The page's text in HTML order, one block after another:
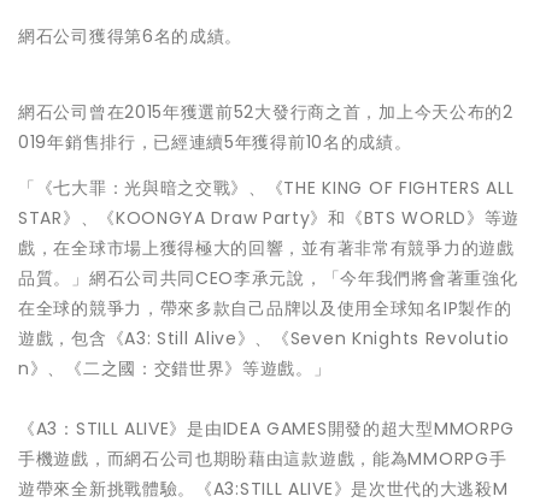
網石公司獲得第6名的成績。
網石公司曾在2015年獲選前52大發行商之首，加上今天公布的2
019年銷售排行，已經連續5年獲得前10名的成績。
「《七大罪：光與暗之交戰》、《THE KING OF FIGHTERS ALL
STAR》、《KOONGYA Draw Party》和《BTS WORLD》等遊
戲，在全球市場上獲得極大的回響，並有著非常有競爭力的遊戲
品質。」網石公司共同CEO李承元說，
「今年我們將會著重強化
在全球的競爭力， 帶來多款自己品牌以及使用全球知名IP製作的
遊戲，包含《A3: Still Alive》、《Seven Knights Revolutio
n》、《二之國：交錯世界》等遊戲。」
《A3：STILL ALIVE》是由IDEA GAMES開發的超大型MMORPG
手機遊戲， 而網石公司也期盼藉由這款遊戲，能為MMORPG手
遊帶來全新挑戰體驗。《A3:STILL ALIVE》是次世代的大逃殺M